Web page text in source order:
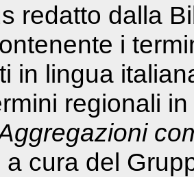
redatto dalla
i
in lingua
regionali
a cura del